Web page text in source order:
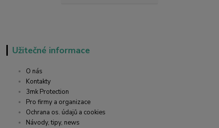
Užitečné informace
O nás
Kontakty
3mk Protection
Pro firmy a organizace
Ochrana os. údajů a cookies
Návody, tipy, news